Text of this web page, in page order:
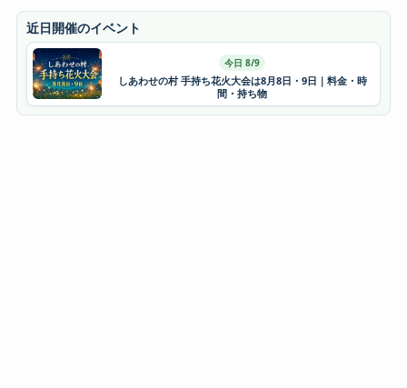
近日開催のイベント
今日 8/9
しあわせの村 手持ち花火大会は8月8日・9日｜料金・時
間・持ち物